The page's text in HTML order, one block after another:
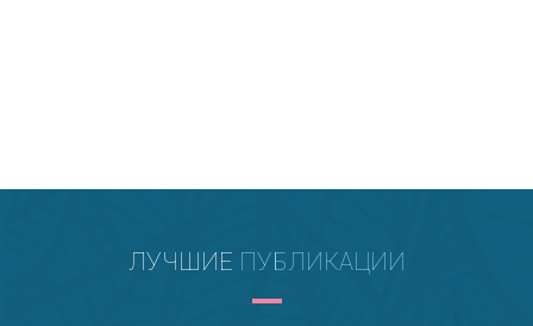
ЛУЧШИЕ ПУБЛИКАЦИИ